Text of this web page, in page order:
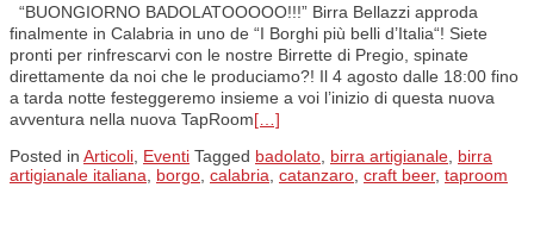
“BUONGIORNO BADOLATOOOOO!!!” Birra Bellazzi approda
finalmente in Calabria in uno de “I Borghi più belli d’Italia“! Siete
pronti per rinfrescarvi con le nostre Birrette di Pregio, spinate
direttamente da noi che le produciamo?! Il 4 agosto dalle 18:00 fino
a tarda notte festeggeremo insieme a voi l’inizio di questa nuova
avventura nella nuova TapRoom[…]
Posted in Articoli Eventi Tagged badolato birra artigianale birra
artigianale italiana
borgo calabria catanzaro craft beer, taproom